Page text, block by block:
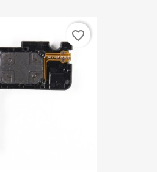
favorite_border